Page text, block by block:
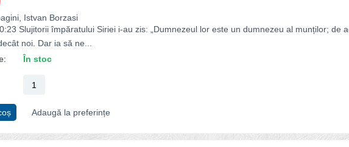
Istvan Borzasi
Slujitorii împăratului Siriei i-au zis: „Dumnezeul lor este un dumnezeu al munților; de
noi. Dar ia să ne...
În stoc
Adaugă la preferințe